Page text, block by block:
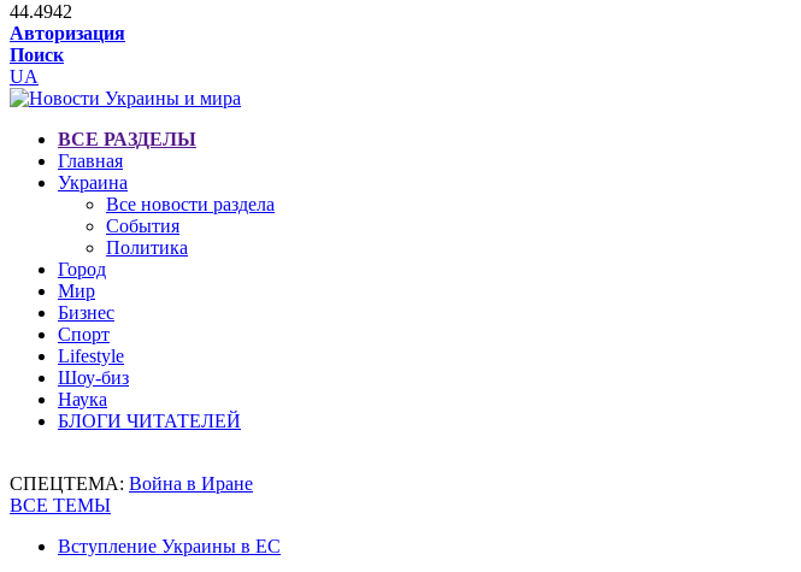
44.4942
Авторизация
Поиск
UA
ВСЕ РАЗДЕЛЫ
Главная
Украина
Все новости раздела
События
Политика
Город
Мир
Бизнес
Спорт
Lifestyle
Шоу-биз
Наука
БЛОГИ ЧИТАТЕЛЕЙ
СПЕЦТЕМА: Война в Иране
ВСЕ ТЕМЫ
Вступление Украины в ЕС